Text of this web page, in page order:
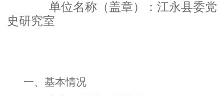
单位名称（盖章）： 江永县委党
史研究室
一、基本情况